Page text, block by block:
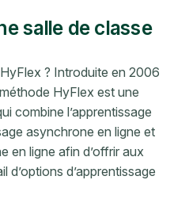
salle de classe
? Introduite en 2006
HyFlex est une
combine l’apprentissage
asynchrone en ligne et
en ligne afin d’offrir aux
d’options d’apprentissage